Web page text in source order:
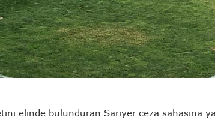
elinde bulunduran Sarıyer ceza sahasına